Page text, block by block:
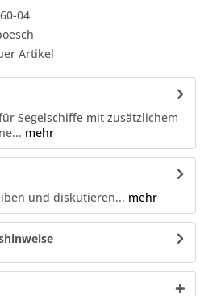
04
Artikel
Segelschiffe mit zusätzlichem
mehr
und diskutieren... mehr